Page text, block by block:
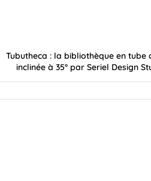
Tubutheca : la bibliothèque en tube
inclinée à 35° par Seriel Design